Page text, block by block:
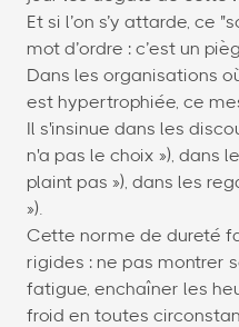
Et si l’on s’y attarde, ce
mot d’ordre : c’est un
Dans les organisations
est hypertrophiée, ce
Il s'insinue dans les
n'a pas le choix »), dans
plaint pas »), dans les
»).
Cette norme de dureté
rigides : ne pas montrer
fatigue, enchaîner les
froid en toutes